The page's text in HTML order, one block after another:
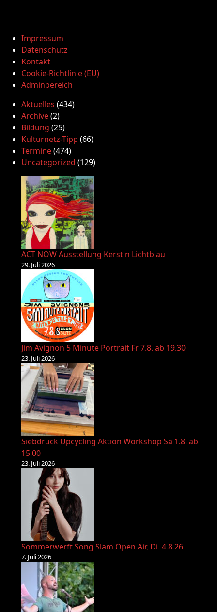
Impressum
Datenschutz
Kontakt
Cookie-Richtlinie (EU)
Adminbereich
Aktuelles (434)
Archive(2)
Bildung (25)
Kulturnetz-Tipp (66)
Termine(474)
Uncategorized (129)
ACT NOW Ausstellung Kerstin Lichtblau
29. Juli 2026
Jim Avignon 5 Minute Portrait Fr 7.8. ab 19.30
23. Juli 2026
Siebdruck Upcycling Aktion Workshop Sa 1.8. ab
15.00
23. Juli 2026
Sommerwerft Song Slam Open Air, Di. 4.8.26
7. Juli 2026